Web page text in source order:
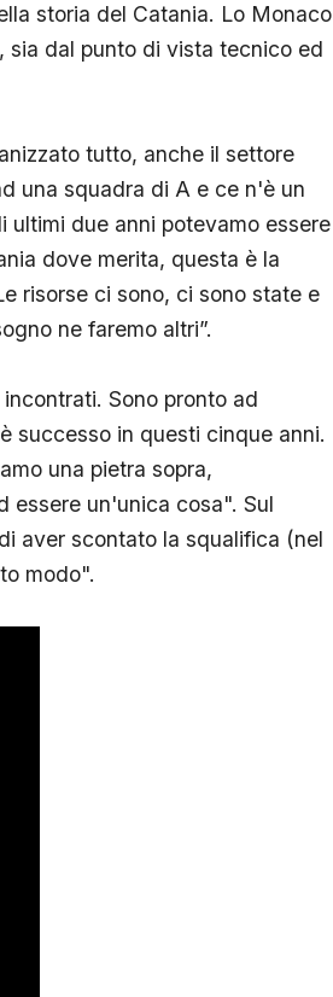
storia del Catania. Lo Monaco
sia dal punto di vista tecnico ed
tutto, anche il settore
una squadra di A e ce n'è un
ultimi due anni potevamo essere
dove merita, questa è la
risorse ci sono, ci sono state e
ne faremo altri”.
Sono pronto ad
successo in questi cinque anni.
una pietra sopra,
essere un'unica cosa". Sul
aver scontato la squalifica (nel
modo".